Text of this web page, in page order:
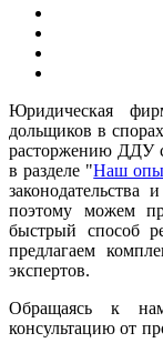
Юридическая
дольщиков в
расторжению ДДУ
в разделе "Наш
поэтому можем
быстрый способ
предлагаем
экспертов.
Обращаясь к
консультацию от